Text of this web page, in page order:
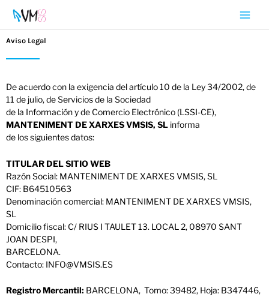
contenido
Aviso Legal
De acuerdo con la exigencia del artículo 10 de la Ley 34/2002, de
11 de julio, de Servicios de la Sociedad
de la Información y de Comercio Electrónico (LSSI-CE),
MANTENIMENT DE XARXES VMSIS, SL informa
de los siguientes datos:
TITULAR DEL SITIO WEB
Razón Social: MANTENIMENT DE XARXES VMSIS, SL
CIF: B64510563
Denominación comercial: MANTENIMENT DE XARXES VMSIS,
SL
Domicilio fiscal: C/ RIUS I TAULET 13. LOCAL 2, 08970 SANT
JOAN DESPI,
BARCELONA.
Contacto: INFO@VMSIS.ES
Registro Mercantil: BARCELONA, Tomo: 39482, Hoja: B347446,